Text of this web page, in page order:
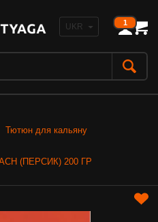
1
Тютюн для кальяну
(ПЕРСИК) 200 ГР